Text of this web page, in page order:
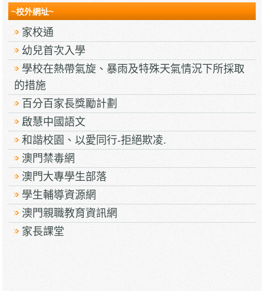
~校外網址~
家校通
幼兒首次入學
學校在熱帶氣旋、暴雨及特殊天氣情況下所採取
的措施
百分百家長獎勵計劃
啟慧中國語文
和諧校園、以愛同行-拒絕欺凌.
澳門禁毒網
澳門大專學生部落
學生輔導資源網
澳門親職教育資訊網
家長課堂